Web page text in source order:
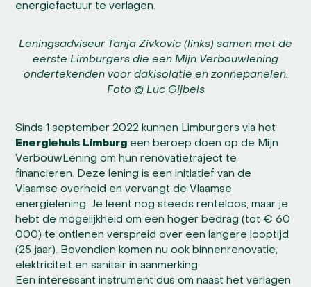
energiefactuur te verlagen.
Leningsadviseur Tanja Zivkovic (links) samen met de
eerste Limburgers die een Mijn Verbouwlening
ondertekenden voor dakisolatie en zonnepanelen.
Foto © Luc Gijbels
Sinds 1 september 2022 kunnen Limburgers via het
Energiehuis Limburg een beroep doen op de Mijn
VerbouwLening om hun renovatietraject te
financieren. Deze lening is een initiatief van de
Vlaamse overheid en vervangt de Vlaamse
energielening. Je leent nog steeds renteloos, maar je
hebt de mogelijkheid om een hoger bedrag (tot € 60
000) te ontlenen verspreid over een langere looptijd
(25 jaar). Bovendien komen nu ook binnenrenovatie,
elektriciteit en sanitair in aanmerking.
Een interessant instrument dus om naast het verlagen